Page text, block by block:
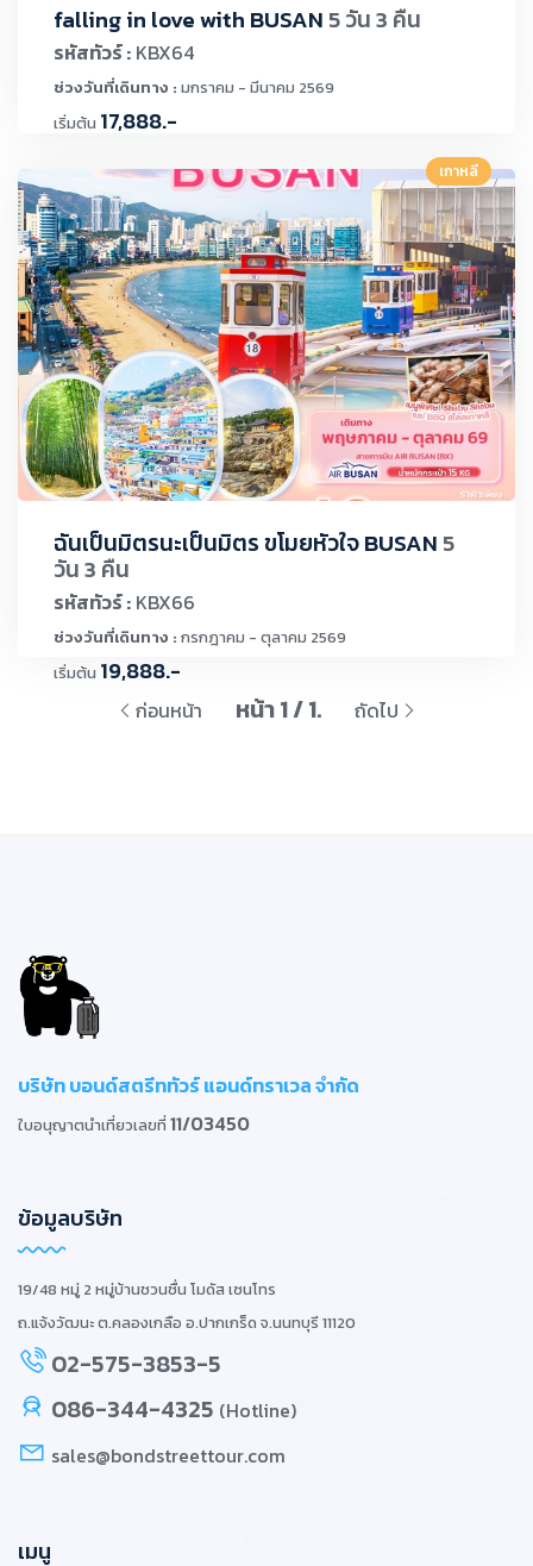
falling in love with BUSAN 5 วัน 3 คืน
รหัสทัวร์ : KBX64
ช่วงวันที่เดินทาง : มกราคม - มีนาคม 2569
เริ่มต้น 17,888.-
เกาหลี
ฉันเป็นมิตรนะเป็นมิตร ขโมยหัวใจ BUSAN 5
วัน 3 คืน
รหัสทัวร์ : KBX66
ช่วงวันที่เดินทาง : กรกฎาคม - ตุลาคม 2569
เริ่มต้น 19,888.-
ก่อนหน้า หน้า 1 / 1. ถัดไป
บริษัท บอนด์สตรีททัวร์ แอนด์ทราเวล จำกัด
ใบอนุญาตนำเที่ยวเลขที่ 11/03450
ข้อมูลบริษัท
19/48 หมู่ 2 หมู่บ้านชวนชื่น โมดัส เซนโทร
ถ.แจ้งวัฒนะ ต.คลองเกลือ อ.ปากเกร็ด จ.นนทบุรี 11120
02-575-3853-5
086-344-4325 (Hotline)
sales@bondstreettour.com
เมนู